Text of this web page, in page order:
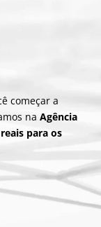
começar a
na Agência
para os